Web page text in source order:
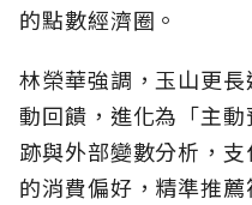
的點數經濟圈。
林榮華強調，玉山更
動回饋，進化為「主
跡與外部變數分析，
的消費偏好，精準推